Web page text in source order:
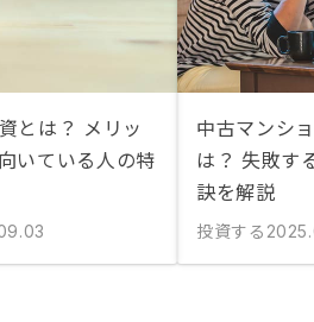
とは？ メリッ
いている人の特
中古マンシ
は？ 失敗す
訣を解説
投資する